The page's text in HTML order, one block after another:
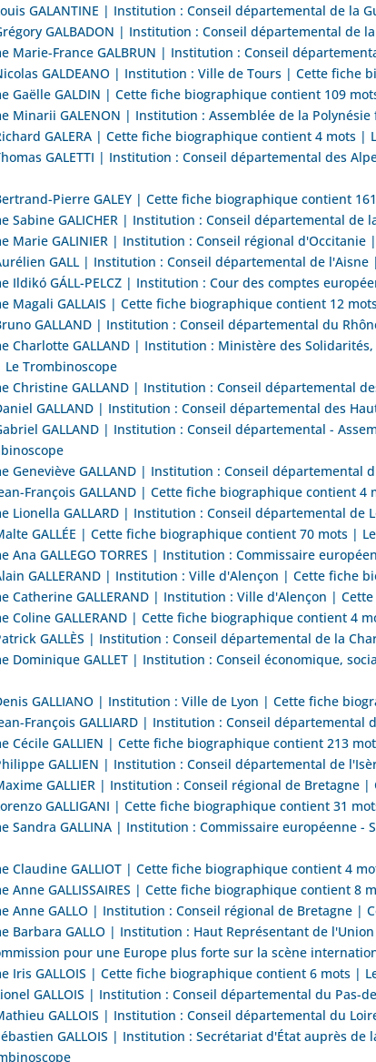
GALANTINE | Institution : Conseil départemental de
GALBADON | Institution : Conseil départemental
Marie-France GALBRUN | Institution : Conseil
GALDEANO | Institution : Ville de Tours | Cette fiche
Gaëlle GALDIN | Cette fiche biographique contient 109
Minarii GALENON | Institution : Assemblée de la
GALERA | Cette fiche biographique contient 4 mots |
GALETTI | Institution : Conseil départemental des
Pierre GALEY | Cette fiche biographique contient
Sabine GALICHER | Institution : Conseil départemental
Marie GALINIER | Institution : Conseil régional
GALL | Institution : Conseil départemental de
Ildikó GÁLL-PELCZ | Institution : Cour des comptes
Magali GALLAIS | Cette fiche biographique contient 12
GALLAND | Institution : Conseil départemental du
Charlotte GALLAND | Institution : Ministère des
Trombinoscope
Christine GALLAND | Institution : Conseil départemental
GALLAND | Institution : Conseil départemental des
GALLAND | Institution : Conseil départemental -
Geneviève GALLAND | Institution : Conseil
François GALLAND | Cette fiche biographique contient 4
Lionella GALLARD | Institution : Conseil départemental
GALLÉE | Cette fiche biographique contient 70 mots |
Ana GALLEGO TORRES | Institution : Commissaire
GALLERAND | Institution : Ville d'Alençon | Cette fiche
Catherine GALLERAND | Institution : Ville d'Alençon |
Coline GALLERAND | Cette fiche biographique contient 4
GALLÈS | Institution : Conseil départemental de la
Dominique GALLET | Institution : Conseil économique,
GALLIANO | Institution : Ville de Lyon | Cette fiche
François GALLIARD | Institution : Conseil
Cécile GALLIEN | Cette fiche biographique contient 213
GALLIEN | Institution : Conseil départemental de
GALLIER | Institution : Conseil régional de
GALLIGANI | Cette fiche biographique contient 31
Sandra GALLINA | Institution : Commissaire
Claudine GALLIOT | Cette fiche biographique contient 4
Anne GALLISSAIRES | Cette fiche biographique contient 8
Anne GALLO | Institution : Conseil régional de Bretagne
Barbara GALLO | Institution : Haut Représentant de
pour une Europe plus forte sur la scène
Iris GALLOIS | Cette fiche biographique contient 6 mots |
GALLOIS | Institution : Conseil départemental du
GALLOIS | Institution : Conseil départemental du
GALLOIS | Institution : Secrétariat d'État auprès